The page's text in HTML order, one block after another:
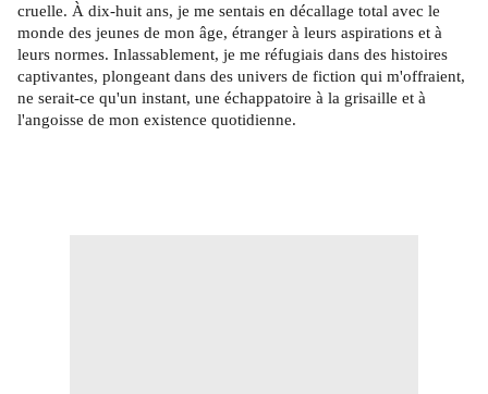
cruelle. À dix-huit ans, je me sentais en décallage total avec le
monde des jeunes de mon âge, étranger à leurs aspirations et à
leurs normes. Inlassablement, je me réfugiais dans des histoires
captivantes, plongeant dans des univers de fiction qui m'offraient,
ne serait-ce qu'un instant, une échappatoire à la grisaille et à
l'angoisse de mon existence quotidienne.